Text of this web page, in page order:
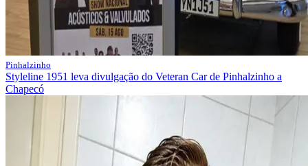
Pinhalzinho
Styleline 1951 leva divulgação do Veteran Car de Pinhalzinho a
Chapecó